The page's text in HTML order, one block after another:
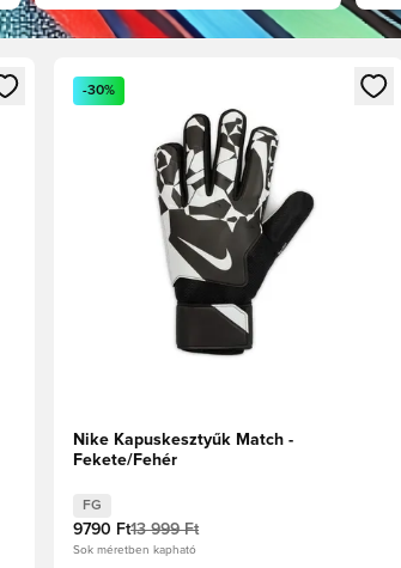
vagy a tagként való regisztrációhoz
Megnyit egy modált a
-30%
Nike Kapuskesztyűk Match -
Fekete/Fehér
FG
9790 Ft13 999 Ft
Sok méretben kapható